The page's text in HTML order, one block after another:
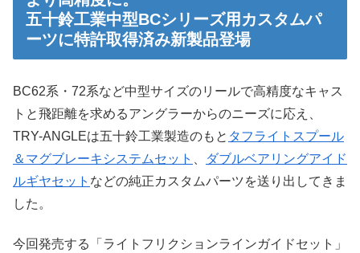
五十鈴工業中型BCシリーズ用カスタムパ
ーツに特許取得済み新製品登場
BC62系・72系など中型サイズのリールで高精度なキャス
トと飛距離を求めるアングラーからのニーズに応え、
TRY-ANGLEは五十鈴工業製造のもと タフライトスプール
＆マグブレーキシステムセット
ダブルベアリングアイド
ルギヤセット などの純正カスタムパーツを送り出してきま
した。
今回発売する「ライトフリクションラインガイドセット」